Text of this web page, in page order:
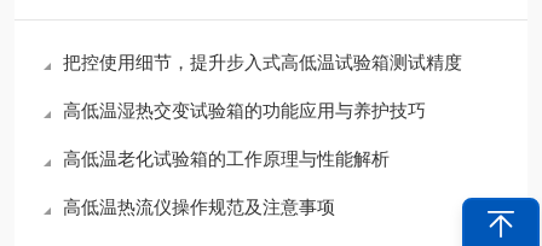
把控使用细节，提升步入式高低温试验箱测试精度
高低温湿热交变试验箱的功能应用与养护技巧
高低温老化试验箱的工作原理与性能解析
高低温热流仪操作规范及注意事项